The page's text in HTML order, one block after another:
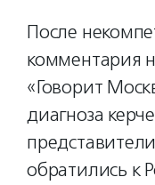
После
комментария
«Говорит
диагноза
обратились к